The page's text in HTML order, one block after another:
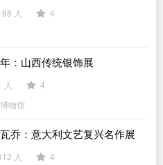
人
4
：山西传统银饰展
人
4
物馆
乔：意大利文艺复兴名作展
人
4